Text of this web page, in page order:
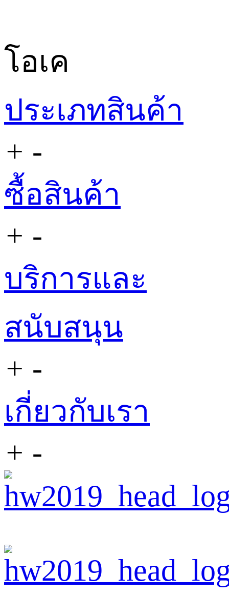
โอเค
ประเภทสินค้า
+ -
ซื้อสินค้า
+ -
บริการและ
สนับสนุน
+ -
เกี่ยวกับเรา
+ -